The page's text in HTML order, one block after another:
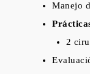
Manejo
2